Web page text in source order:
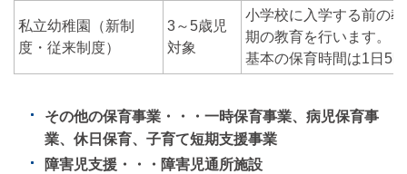
私立幼稚園（新制
度・従来制度）
3～5歳児
対象
小学校に入学する前の
期の教育を行います。
基本の保育時間は1日5
その他の保育事業・・・一時保育事業、病児保育事
業、休日保育、子育て短期支援事業
障害児支援・・・障害児通所施設